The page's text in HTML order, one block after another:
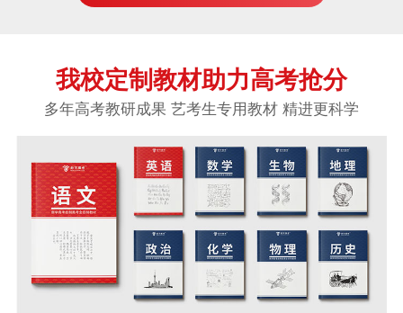
我校定制教材助力高考抢分
多年高考教研成果 艺考生专用教材 精进更科学